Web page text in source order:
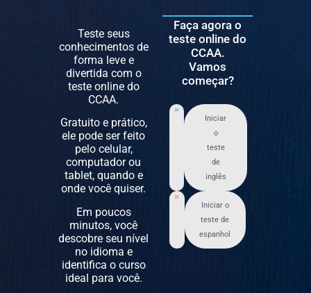
Teste seus
conhecimentos de
forma leve e
divertida com o
teste online do
CCAA.
Gratuito e prático,
ele pode ser feito
pelo celular,
computador ou
tablet, quando e
onde você quiser.
Em poucos
minutos, você
descobre seu nível
no idioma e
identifica o curso
ideal para você.
Faça agora o
teste online do
CCAA.
Vamos
começar?
Iniciar
o
teste
de
inglês
Iniciar o
teste de
espanhol